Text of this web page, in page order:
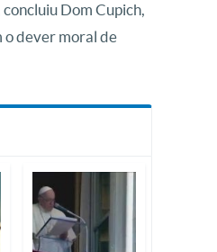
Dom Cupich,
o dever moral de